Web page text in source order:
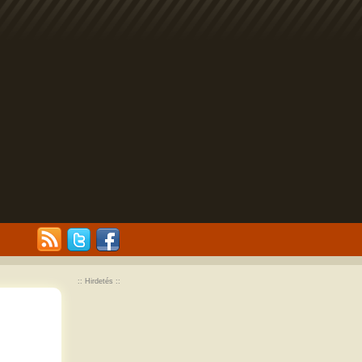
:: Hirdetés ::